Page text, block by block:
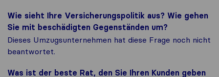
Wie sieht Ihre Versicherungspolitik aus? Wie gehen
Sie mit beschädigten Gegenständen um?
Dieses Umzugsunternehmen hat diese Frage noch nicht
beantwortet.
Was ist der beste Rat, den Sie Ihren Kunden geben